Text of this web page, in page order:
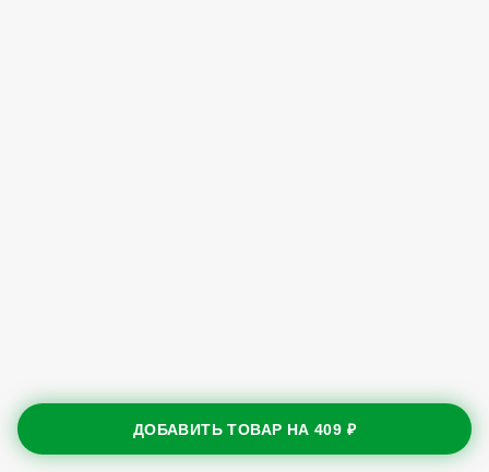
ДОБАВИТЬ ТОВАР НА409 ₽